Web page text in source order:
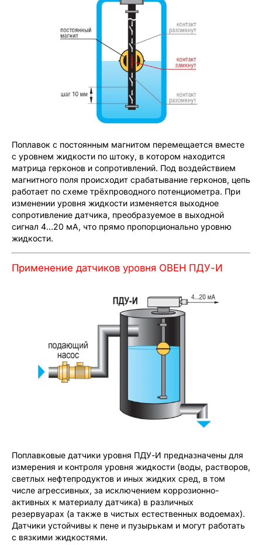
Поплавок с постоянным магнитом перемещается вместе
с уровнем жидкости по штоку, в котором находится
матрица герконов и сопротивлений. Под воздействием
магнитного поля происходит срабатывание герконов, цепь
работает по схеме трёхпроводного потенциометра. При
изменении уровня жидкости изменяется выходное
сопротивление датчика, преобразуемое в выходной
сигнал 4…20 мА, что прямо пропорционально уровню
жидкости.
Применение датчиков уровня ОВЕН ПДУ-И
Поплавковые датчики уровня ПДУ-И предназначены для
измерения и контроля уровня жидкости (воды, растворов,
светлых нефтепродуктов и иных жидких сред, в том
числе агрессивных, за исключением коррозионно-
активных к материалу датчика) в различных
резервуарах (а также в чистых естественных водоемах).
Датчики устойчивы к пене и пузырькам и могут работать
с вязкими жидкостями.